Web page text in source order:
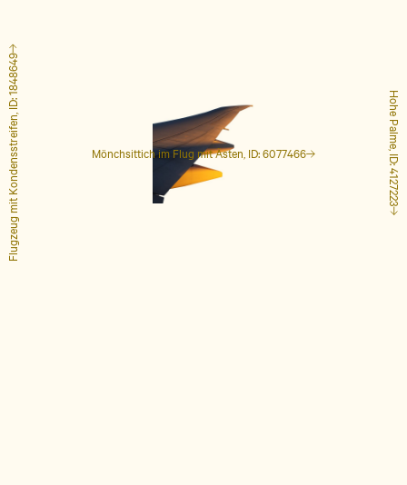
Mönchsittich im Flug mit Ästen, ID: 6077466 Hohe Palme, ID: 4127223
Flugzeug mit Kondensstreifen, ID: 1848649